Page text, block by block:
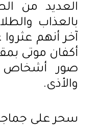
العديد من
بالعذاب
آخر أنهم
أكفان موتى
صور أشخاص
والأذى.
سحر على